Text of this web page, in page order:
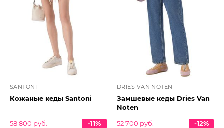
SANTONI
Кожаные кеды Santoni
58 800 руб.
-11%
DRIES VAN NOTEN
Замшевые кеды Dries Van
Noten
52 700 руб.
-12%